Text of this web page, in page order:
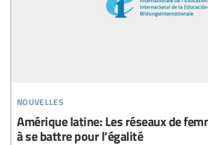
nouvelles
Amérique latine: Les réseaux de
à se battre pour l’égalité